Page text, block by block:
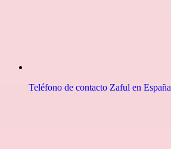
Teléfono de contacto Zaful en España